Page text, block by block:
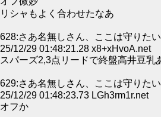
リシャもよく合わせたなあ
628:さあ名無しさん、ここは守りたい
25/12/29 01:48:21.28 x8+xHvoA.net
スパーズ2,3点リードで終盤高井豆乳
629:さあ名無しさん、ここは守りたい
25/12/29 01:48:23.73 LGh3rm1r.net
オフか